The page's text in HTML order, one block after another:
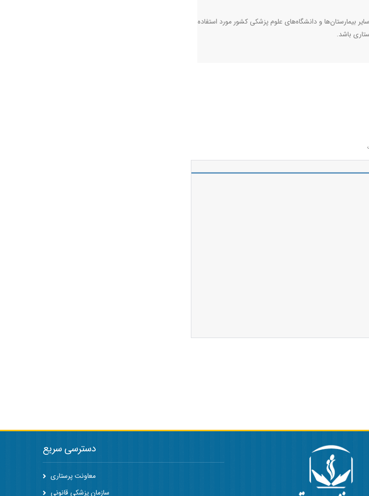
بیمارستان‌ها و دانشگاه‌های علوم پزشکی کشور مورد استفاده
باشد.
دسترسی سریع
معاونت پرستاری
سازمان پزشکی قانونی